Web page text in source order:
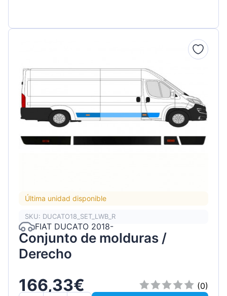
Última unidad disponible
SKU: DUCATO18_SET_LWB_R
FIAT DUCATO 2018-
Conjunto de molduras /
Derecho
166,33€
(0)